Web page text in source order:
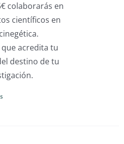
colaborarás en
científicos en
acredita tu
destino de tu